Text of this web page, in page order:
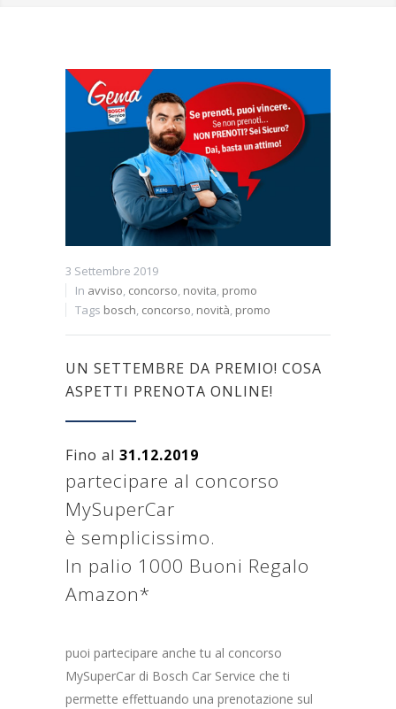
3 Settembre 2019
In avviso, concorso, novita, promo
Tags bosch, concorso, novità, promo
UN SETTEMBRE DA PREMIO! COSA
ASPETTI PRENOTA ONLINE!
Fino al 31.12.2019
partecipare al concorso
MySuperCar
è semplicissimo.
In palio 1000 Buoni Regalo
Amazon*
puoi partecipare anche tu al concorso
MySuperCar di Bosch Car Service che ti
permette effettuando una prenotazione sul